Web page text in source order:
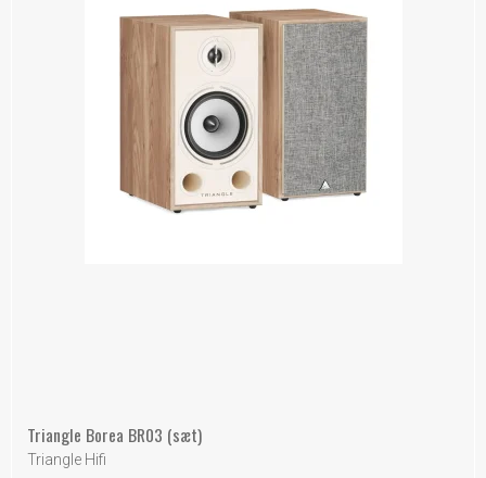
Triangle Borea BR03 (sæt)
Triangle Hifi